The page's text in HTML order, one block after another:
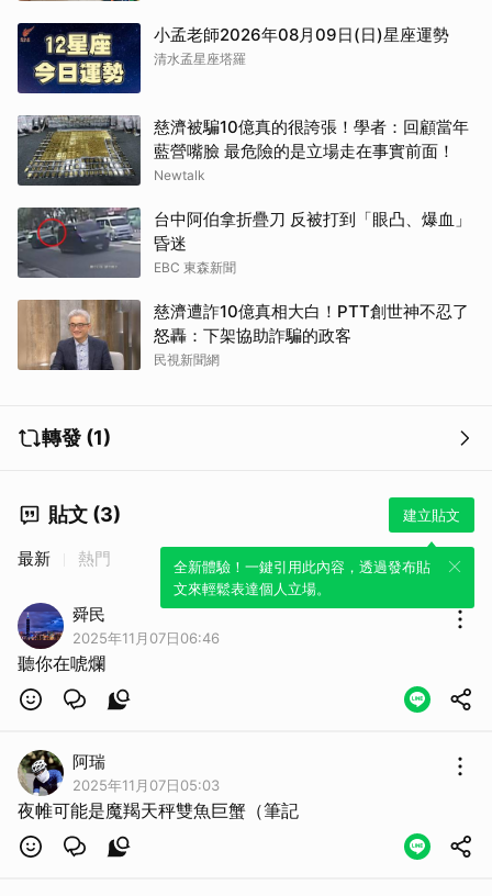
小孟老師2026年08月09日(日)星座運勢
清水孟星座塔羅
慈濟被騙10億真的很誇張！學者：回顧當年
藍營嘴臉 最危險的是立場走在事實前面！
Newtalk
台中阿伯拿折疊刀 反被打到「眼凸、爆血」
昏迷
EBC 東森新聞
慈濟遭詐10億真相大白！PTT創世神不忍了
怒轟：下架協助詐騙的政客
民視新聞網
轉發 (1)
貼文 (3) 建立貼文
全新體驗！一鍵引用此內容，透過發布貼
文來輕鬆表達個人立場。
最新 熱門
舜民
2025年11月07日06:46
聽你在唬爛
阿瑞
2025年11月07日05:03
夜帷可能是魔羯天秤雙魚巨蟹（筆記